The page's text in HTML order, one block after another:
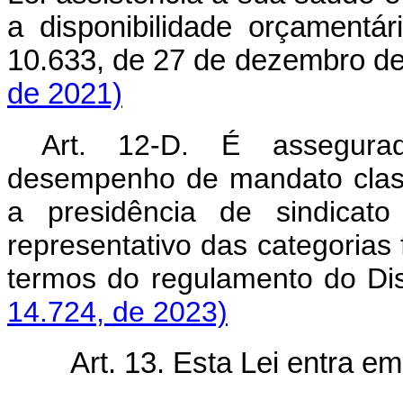
a disponibilidade
10.633, de 27 de dezembro
de 2021)
Art. 12-D. É
desempenho de mandato
a presidência de
representativo das
termos do regulamento do
14.724, de 2023)
Art. 13. Esta Lei entra